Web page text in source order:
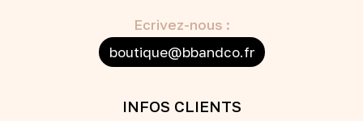
Ecrivez-nous :
boutique@bbandco.fr
INFOS CLIENTS